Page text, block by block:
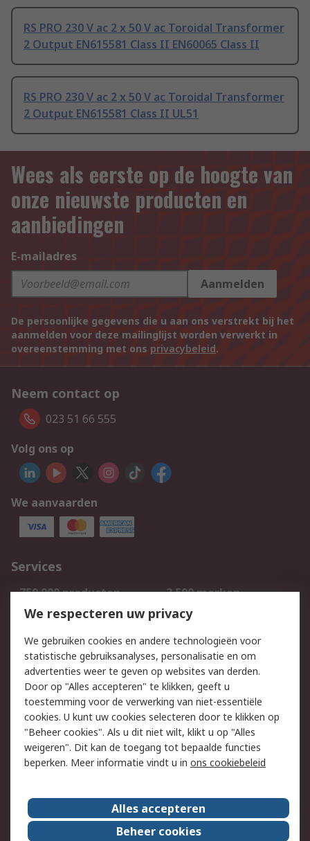
RS PRO 230 V ac 2 x 50 V ac Toroidal Transformer
2 Output EN615581 Class II EN60065 Class II
RS PRO 230 V ac 2 x 50 V ac Toroidal Transformer
2 Output EN615581 Class II UL51
Wees als eerste op de hoogte van
onze nieuwste producten en
aanbiedingen
E-mailadres
Aanmelden
De persoonlijke gegevens die u aan ons verstrekt bij het
aanmelden voor deze mailinglijst worden verwerkt in
overeenstemming met ons privacybeleid.
Neem contact op
023 51 66 555
Volg ons op
We aanvaarden
Services
750.000 producten
2.500 merken
Bestellen
Inkoopoplossingen
Track & Trace
Wettelijk
Cookiebeleid
Email veiligheid
Privacybeleid
Websitevoorwaarden
Algemene
verkoopvoorwaarden
Over RS
RS Group
Over ons
We respecteren uw privacy
We gebruiken cookies en andere technologieën voor
statistische gebruiksanalyses, personalisatie en om
advertenties weer te geven op websites van derden.
Door op "Alles accepteren" te klikken, geeft u
toestemming voor de verwerking van niet-essentiële
cookies. U kunt uw cookies selecteren door te klikken op
"Beheer cookies". Als u dit niet wilt, klikt u op "Alles
weigeren". Dit kan de toegang tot bepaalde functies
beperken. Meer informatie vindt u in ons cookiebeleid
Alles accepteren
Beheer cookies